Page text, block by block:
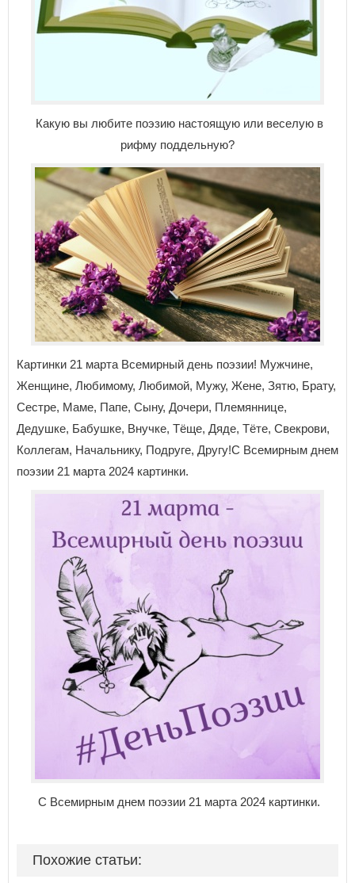
Какую вы любите поэзию настоящую или веселую в
рифму поддельную?
Картинки 21 марта Всемирный день поэзии! Мужчине,
Женщине, Любимому, Любимой, Мужу, Жене, Зятю, Брату,
Сестре, Маме, Папе, Сыну, Дочери, Племяннице,
Дедушке, Бабушке, Внучке, Тёще, Дяде, Тёте, Свекрови,
Коллегам, Начальнику, Подруге, Другу!С Всемирным днем
поэзии 21 марта 2024 картинки.
С Всемирным днем поэзии 21 марта 2024 картинки.
Похожие статьи: